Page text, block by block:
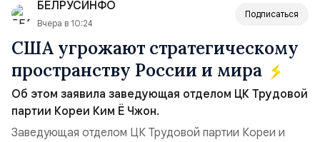
ключом к позитивному пов...
БЕЛРУСИНФО
Вчера в 10:24
Подписаться
США угрожают стратегическому
пространству России и мира
Об этом заявила заведующая отделом ЦК Трудовой
партии Кореи Ким Ё Чжон.
Заведующая отделом ЦК Трудовой партии Кореи и